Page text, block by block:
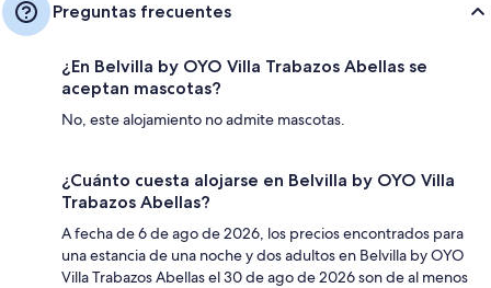
Preguntas frecuentes
¿En Belvilla by OYO Villa Trabazos Abellas se
aceptan mascotas?
No, este alojamiento no admite mascotas.
¿Cuánto cuesta alojarse en Belvilla by OYO Villa
Trabazos Abellas?
A fecha de 6 de ago de 2026, los precios encontrados para
una estancia de una noche y dos adultos en Belvilla by OYO
Villa Trabazos Abellas el 30 de ago de 2026 son de al menos